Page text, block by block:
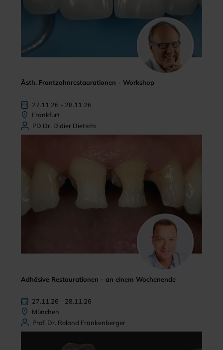
Ästh. Frontzahnrestaurationen - Workshop
27.11.26 - 28.11.26
Frankfurt
PD Dr. Didier Dietschi
Adhäsive Restaurationen - an einem Wochenende
27.11.26 - 28.11.26
München
Prof. Dr. Roland Frankenberger